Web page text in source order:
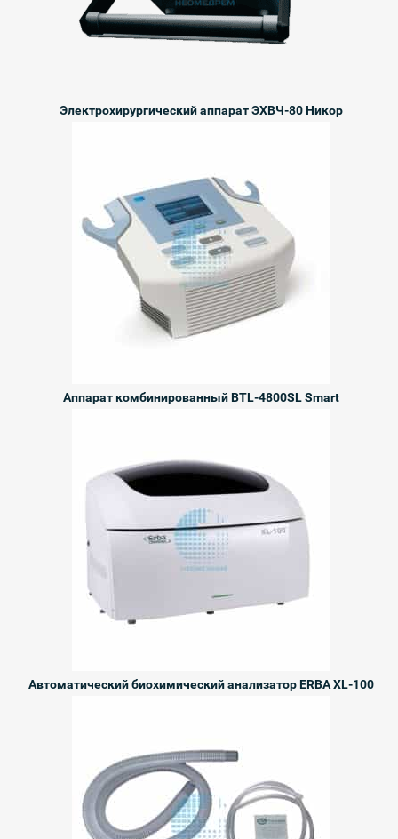
Электрохирургический аппарат ЭХВЧ-80 Никор
Аппарат комбинированный BTL-4800SL Smart
Автоматический биохимический анализатор ERBA XL-100